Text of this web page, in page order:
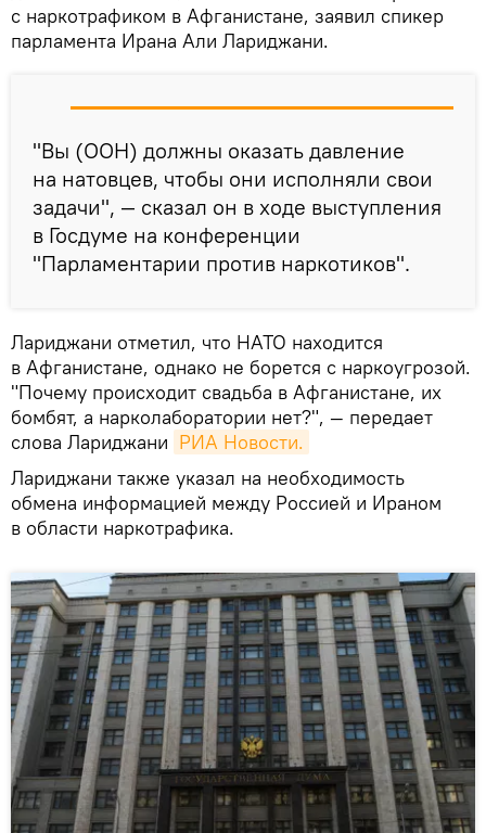
с наркотрафиком в Афганистане, заявил спикер
парламента Ирана Али Лариджани.
"Вы (ООН) должны оказать давление
на натовцев, чтобы они исполняли свои
задачи", — сказал он в ходе выступления
в Госдуме на конференции
"Парламентарии против наркотиков".
Лариджани отметил, что НАТО находится
в Афганистане, однако не борется с наркоугрозой.
"Почему происходит свадьба в Афганистане, их
бомбят, а нарколаборатории нет?", — передает
слова Лариджани РИА Новости.
Лариджани также указал на необходимость
обмена информацией между Россией и Ираном
в области наркотрафика.